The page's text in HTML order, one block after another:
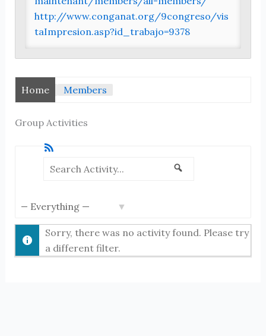
http://www.conganat.org/9congreso/vis
taImpresion.asp?id_trabajo=9378
Home Members
Group Activities
RSS
Search
Sorry, there was no activity found. Please try
a different filter.